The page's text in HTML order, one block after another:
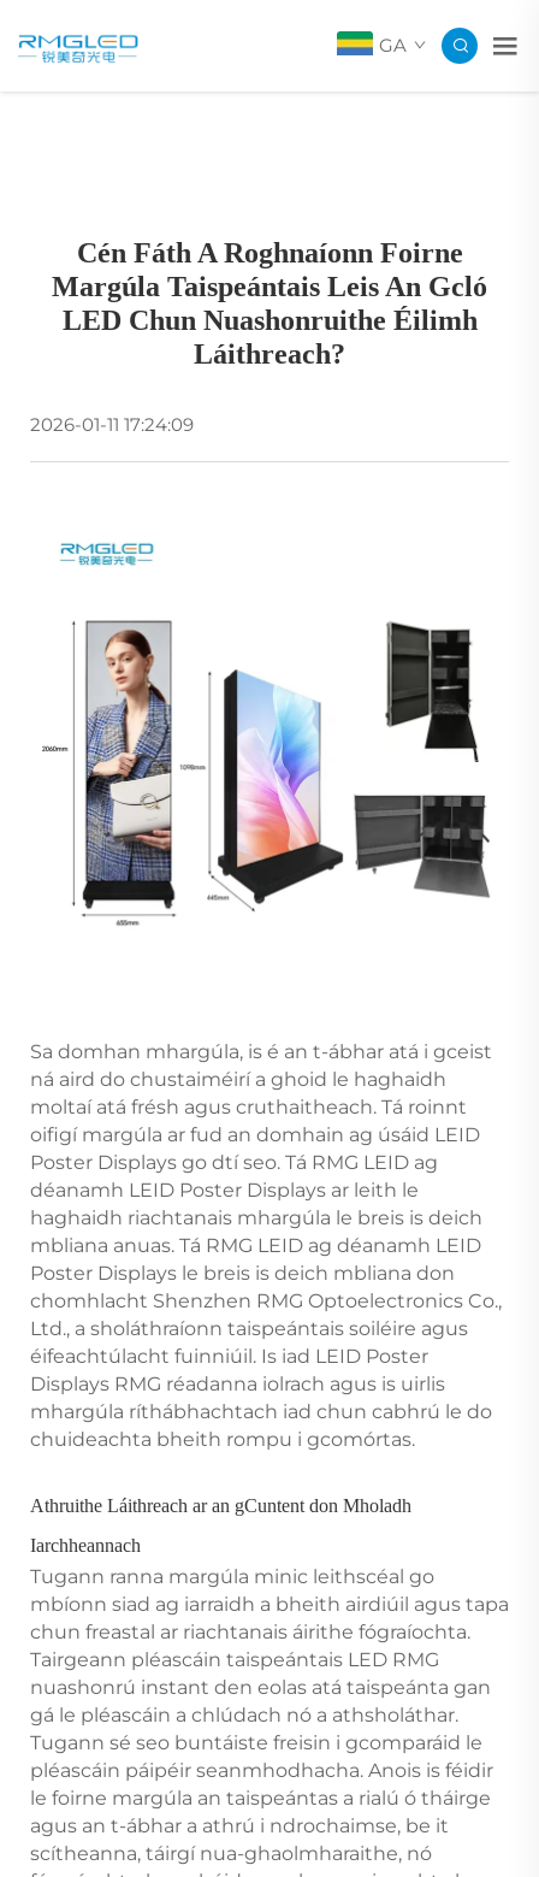
GA
Cén Fáth A Roghnaíonn Foirne
Margúla Taispeántais Leis An Gcló
LED Chun Nuashonruithe Éilimh
Láithreach?
2026-01-11 17:24:09
Sa domhan mhargúla, is é an t-ábhar atá i gceist
ná aird do chustaiméirí a ghoid le haghaidh
moltaí atá frésh agus cruthaitheach. Tá roinnt
oifigí margúla ar fud an domhain ag úsáid LEID
Poster Displays go dtí seo. Tá RMG LEID ag
déanamh LEID Poster Displays ar leith le
haghaidh riachtanais mhargúla le breis is deich
mbliana anuas. Tá RMG LEID ag déanamh LEID
Poster Displays le breis is deich mbliana don
chomhlacht Shenzhen RMG Optoelectronics Co.,
Ltd., a sholáthraíonn taispeántais soiléire agus
éifeachtúlacht fuinniúil. Is iad LEID Poster
Displays RMG réadanna iolrach agus is uirlis
mhargúla ríthábhachtach iad chun cabhrú le do
chuideachta bheith rompu i gcomórtas.
Athruithe Láithreach ar an gCuntent don Mholadh
Iarchheannach
Tugann ranna margúla minic leithscéal go
mbíonn siad ag iarraidh a bheith airdiúil agus tapa
chun freastal ar riachtanais áirithe fógraíochta.
Tairgeann pléascáin taispeántais LED RMG
nuashonrú instant den eolas atá taispeánta gan
gá le pléascáin a chlúdach nó a athsholáthar.
Tugann sé seo buntáiste freisin i gcomparáid le
pléascáin páipéir seanmhodhacha. Anois is féidir
le foirne margúla an taispeántas a rialú ó tháirge
agus an t-ábhar a athrú i ndrochaimse, be it
scítheanna, táirgí nua-ghaolmharaithe, nó